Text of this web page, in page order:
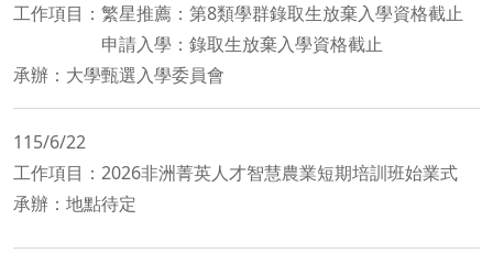
工作項目：繁星推薦：第8類學群錄取生放棄入學資格截止
申請入學：錄取生放棄入學資格截止
承辦：大學甄選入學委員會
115/6/22
工作項目：2026非洲菁英人才智慧農業短期培訓班始業式
承辦：地點待定